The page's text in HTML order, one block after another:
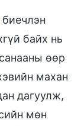
биечлэн
байх нь
өөр
махан
дагуулж,
мөн